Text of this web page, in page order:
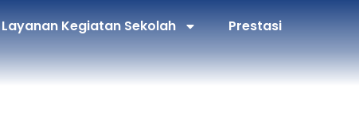
Layanan Kegiatan Sekolah Prestasi